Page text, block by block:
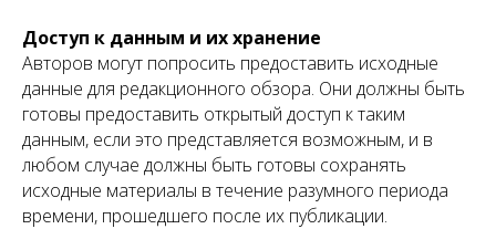
Доступ к данным и их хранение
Авторов могут попросить предоставить исходные
данные для редакционного обзора. Они должны быть
готовы предоставить открытый доступ к таким
данным, если это представляется возможным, и в
любом случае должны быть готовы сохранять
исходные материалы в течение разумного периода
времени, прошедшего после их публикации.